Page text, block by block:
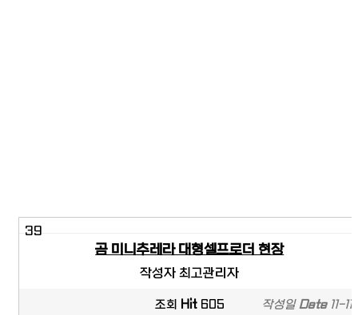
39
곰 미니추레라 대형셀프로더 현장
작성자최고관리자
조회 Hit605 작성일Date11-11